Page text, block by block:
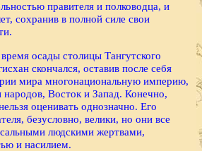
правителя и полководца, и
сохранив в полной силе свои
осады столицы Тангутского
скончался, оставив после себя
мира многонациональную империю,
Восток и Запад. Конечно,
оценивать однозначно. Его
безусловно, велики, но они все
людскими жертвами,
и насилием.